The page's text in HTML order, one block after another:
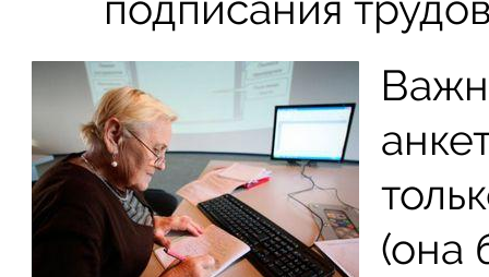
(она